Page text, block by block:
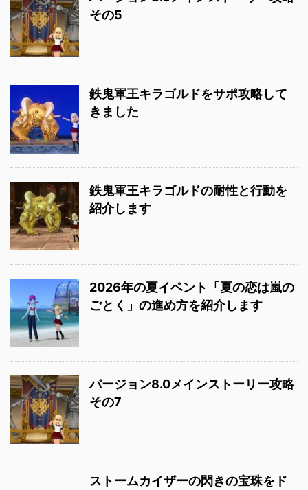
その5
鉄鬼軍王キラゴルドをサポ攻略して
きました
鉄鬼軍王キラゴルドの耐性と行動を
紹介します
2026年の夏イベント「夏の恋は嵐の
ごとく」の進め方を紹介します
バージョン8.0メインストーリー攻略
その7
ストームカイザーの閃きの宝珠をド